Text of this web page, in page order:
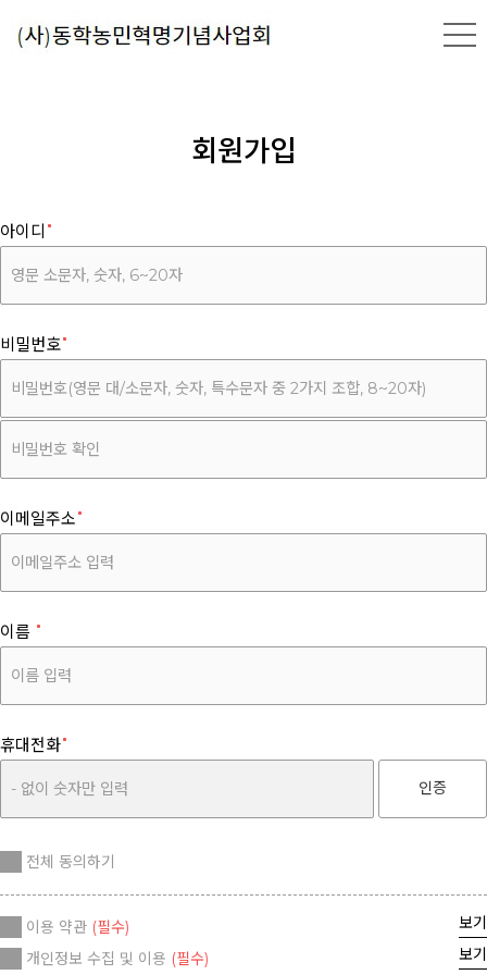
회원가입
아이디
비밀번호
이메일주소
이름
휴대전화
인증
전체 동의하기
이용 약관 (필수)
보기
개인정보 수집 및 이용 (필수) 보기